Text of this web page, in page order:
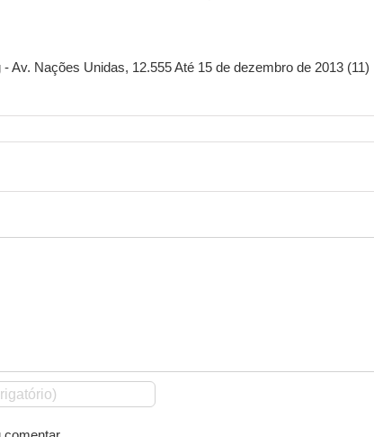
Nações Unidas, 12.555 Até 15 de dezembro de 2013 (11)